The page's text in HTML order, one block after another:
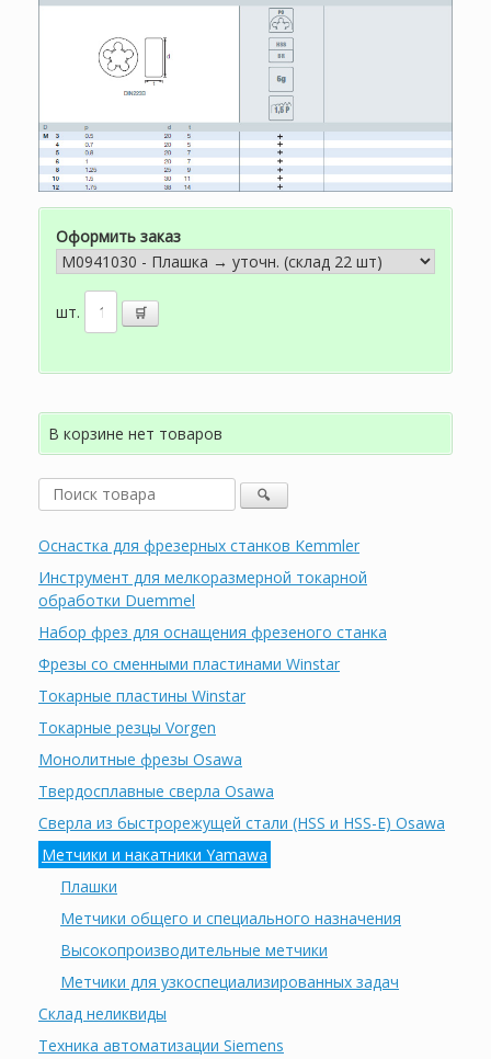
Оформить заказ
шт.
В корзине нет товаров
Оснастка для фрезерных станков Kemmler
Инструмент для мелкоразмерной токарной
обработки Duemmel
Набор фрез для оснащения фрезеного станка
Фрезы со сменными пластинами Winstar
Токарные пластины Winstar
Токарные резцы Vorgen
Монолитные фрезы Osawa
Твердосплавные сверла Osawa
Сверла из быстрорежущей стали (HSS и HSS-E) Osawa
Метчики и накатники Yamawa
Плашки
Метчики общего и специального назначения
Высокопроизводительные метчики
Метчики для узкоспециализированных задач
Склад неликвиды
Техника автоматизации Siemens